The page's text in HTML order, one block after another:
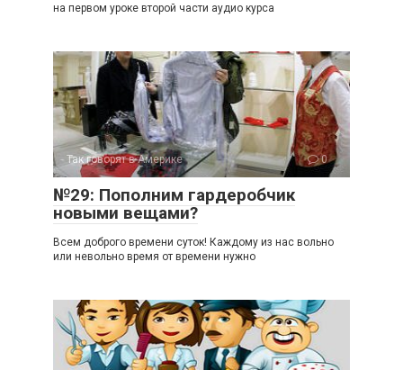
на первом уроке второй части аудио курса
Так говорят в Америке 0
№29: Пополним гардеробчик
новыми вещами?
Всем доброго времени суток! Каждому из нас вольно
или невольно время от времени нужно